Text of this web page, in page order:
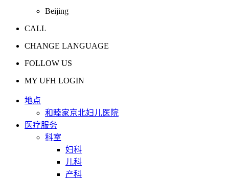
Beijing
CALL
CHANGE LANGUAGE
FOLLOW US
MY UFH LOGIN
地点
和睦家京北妇儿医院
医疗服务
科室
妇科
儿科
产科